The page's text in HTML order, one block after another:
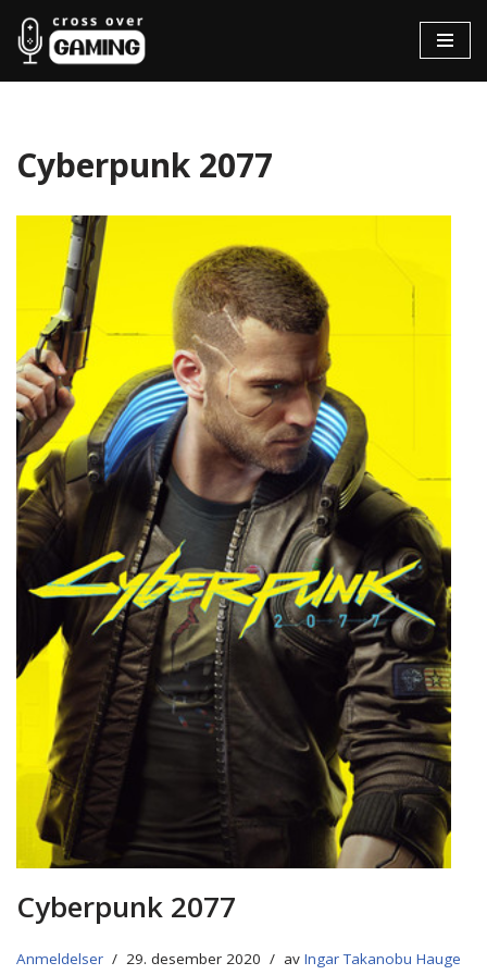
Hopp
til
Cyberpunk 2077
Cyberpunk 2077
Anmeldelser 29. desember 2020 av Ingar Takanobu Hauge